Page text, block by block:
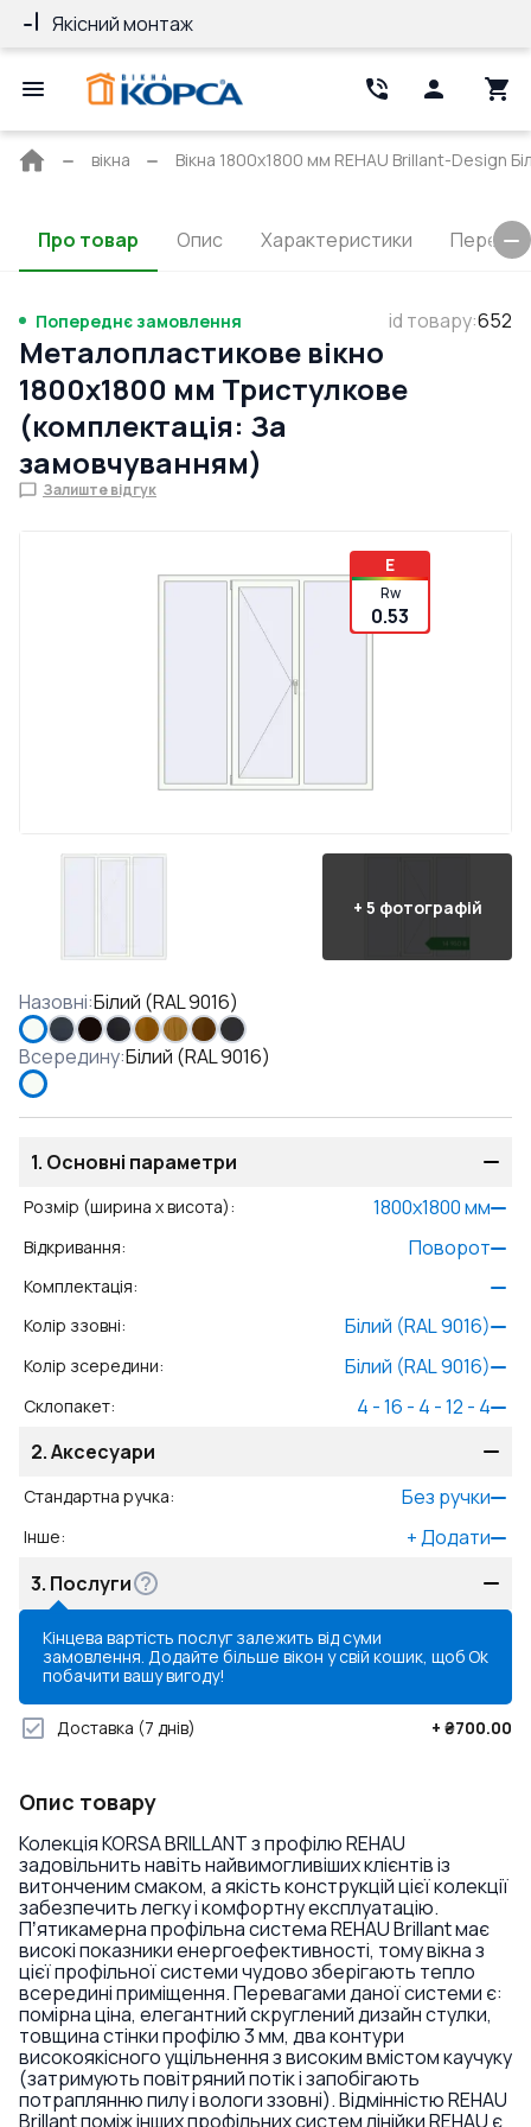
Якісний монтаж
Головна
вікна Вікна 1800x1800 мм REHAU Brillant-Design
Про товар Опис Характеристики
Попереднє замовлення id товару:652
Металопластикове вікно
1800x1800 мм Тристулкове
(комплектація: За
замовчуванням)
Залиште відгук
E
Rw
0.53
+ 5 фотографій
Назовні:Білий (RAL 9016)
Всередину:Білий (RAL 9016)
1. Основні параметри
Розмір (ширина x висота): 1800x1800мм
Відкривання: Поворот
Комплектація:
Колір ззовні: Білий (RAL 9016)
Колір зсередини: Білий (RAL 9016)
Склопакет:
4 - 16 - 4 - 12 - 4
2.Аксесуари
Стандартна ручка: Без ручки
Інше: +Додати
3. Послуги
Кінцева вартість послуг залежить від суми
замовлення. Додайте більше вікон у свій кошик, щоб
побачити вашу вигоду!
Ok
Доставка (7 днів) + ₴700.00
Опис товару
Колекція KORSA BRILLANT з профілю REHAU
задовільнить навіть найвимогливіших клієнтів із
витонченим смаком, а якість конструкцій цієї колекції
забезпечить легку і комфортну експлуатацію.
Пʼятикамерна профільна система REHAU Brillant має
високі показники енергоефективності, тому вікна з
цієї профільної системи чудово зберігають тепло
всередині приміщення. Перевагами даної системи є:
помірна ціна, елегантний скруглений дизайн стулки,
товщина стінки профілю 3 мм, два контури
високоякісного ущільнення з високим вмістом каучуку
(затримують повітряний потік і запобігають
потраплянню пилу і вологи ззовні). Відмінністю REHAU
Brillant поміж інших профільних систем лінійки REHAU є